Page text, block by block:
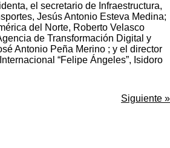
el secretario de Infraestructura,
Jesús Antonio Esteva Medina;
del Norte, Roberto Velasco
de Transformación Digital y
Antonio Peña Merino ; y el director
“Felipe Ángeles”, Isidoro
Siguiente »